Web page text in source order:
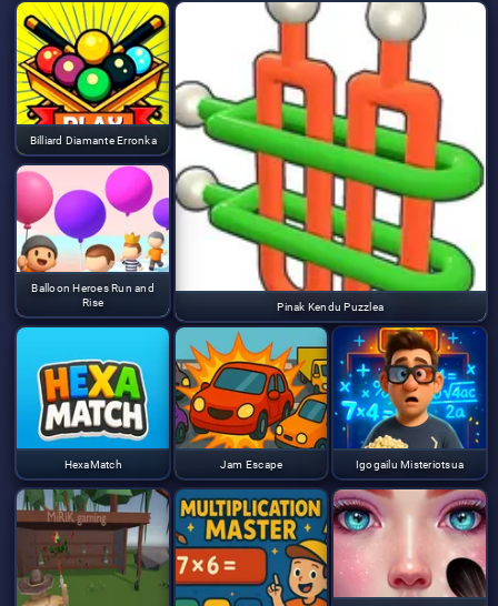
Billiard Diamante Erronka
Pinak Kendu Puzzlea
Balloon Heroes Run and
Rise
HexaMatch Jam Escape Igogailu Misteriotsua